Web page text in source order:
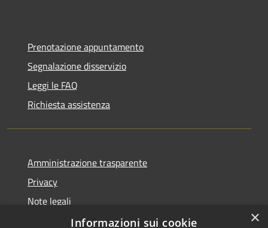
Prenotazione appuntamento
Segnalazione disservizio
Leggi le FAQ
Richiesta assistenza
Amministrazione trasparente
Privacy
Note legali
Dichiarazione di accessibilità
×
Informazioni sui cookie